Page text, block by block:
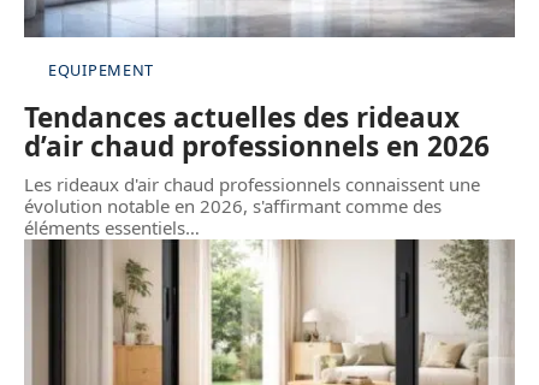
EQUIPEMENT
Tendances actuelles des rideaux
d’air chaud professionnels en 2026
Les rideaux d'air chaud professionnels connaissent une
évolution notable en 2026, s'affirmant comme des
éléments essentiels…